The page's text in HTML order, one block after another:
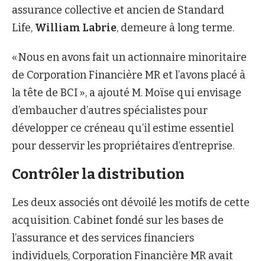
assurance collective et ancien de Standard
Life, William Labrie, demeure à long terme.
« Nous en avons fait un actionnaire minoritaire
de Corporation Financière MR et l’avons placé à
la tête de BCI », a ajouté M. Moïse qui envisage
d’embaucher d’autres spécialistes pour
développer ce créneau qu’il estime essentiel
pour desservir les propriétaires d’entreprise.
Contrôler la distribution
Les deux associés ont dévoilé les motifs de cette
acquisition. Cabinet fondé sur les bases de
l’assurance et des services financiers
individuels, Corporation Financière MR avait